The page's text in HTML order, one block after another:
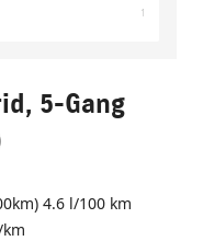
1
5-Gang
4.6 l/100 km